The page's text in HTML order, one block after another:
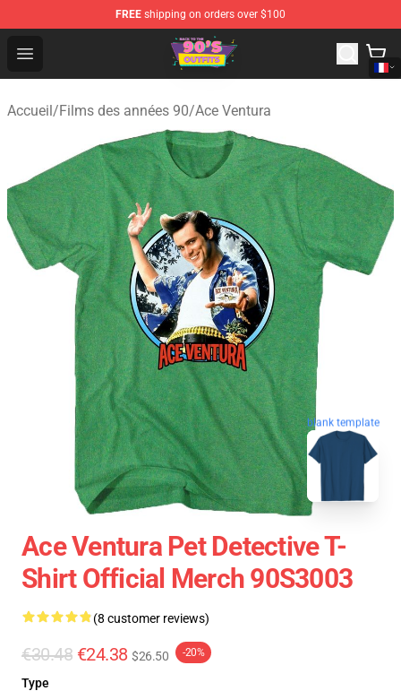
FREE shipping on orders over $100
Open menu
90s Outfits Store - Official 90s Outfits Merchandise Shop
Accueil/Films des années 90/Ace Ventura
blank template
Ace Ventura Pet Detective T-
Shirt Official Merch 90S3003
(8 customer reviews)
€30.48 €24.38 $26.50 -20%
Type